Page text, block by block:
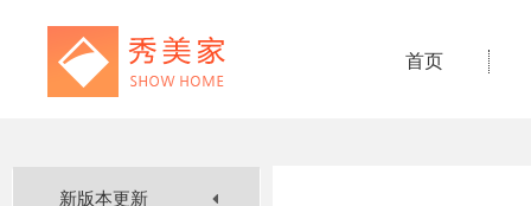
首页
新版本更新